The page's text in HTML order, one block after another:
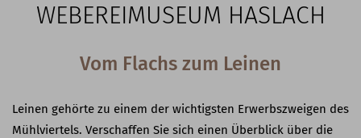
WEBEREIMUSEUM HASLACH
Vom Flachs zum Leinen
Leinen gehörte zu einem der wichtigsten Erwerbszweigen des
Mühlviertels. Verschaffen Sie sich einen Überblick über die